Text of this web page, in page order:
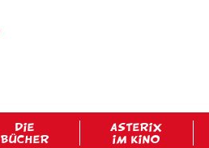
DIE
BÜCHER
ASTERIX
IM KINO